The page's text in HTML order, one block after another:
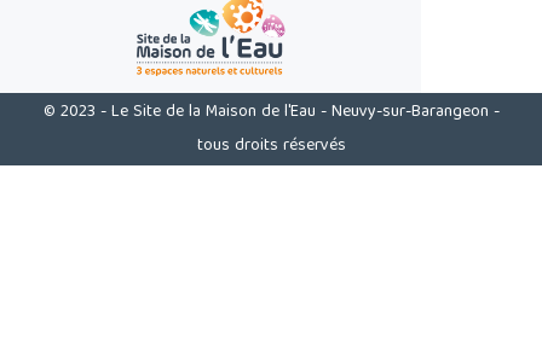
© 2023 - Le Site de la Maison de l'Eau - Neuvy-sur-Barangeon -
tous droits réservés